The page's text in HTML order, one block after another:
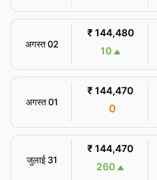
अगस्त 02
₹ 144,480
10
अगस्त 01
₹ 144,470
0
जुलाई 31
₹ 144,470
260